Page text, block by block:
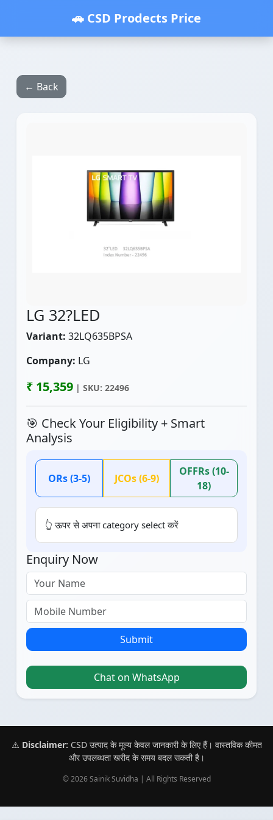
🚗 CSD Prodects Price
← Back
LG 32?LED
Variant: 32LQ635BPSA
Company: LG
₹ 15,359 | SKU: 22496
🎯 Check Your Eligibility + Smart
Analysis
ORs (3-5) JCOs (6-9)
OFFRs (10-
18)
👆 ऊपर से अपना category select करें
Enquiry Now
Submit
Chat on WhatsApp
⚠️ Disclaimer: CSD उत्पाद के मूल्य केवल जानकारी के लिए हैं। वास्तविक कीमत
और उपलब्धता खरीद के समय बदल सकती है।
© 2026 Sainik Suvidha | All Rights Reserved